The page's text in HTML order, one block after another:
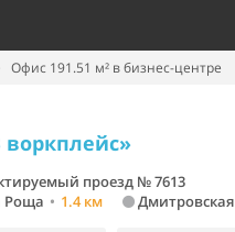
Офис 191.51 м² в бизнес-центре
воркплейс»
проезд № 7613
Роща • 1.4 км Дмитровская